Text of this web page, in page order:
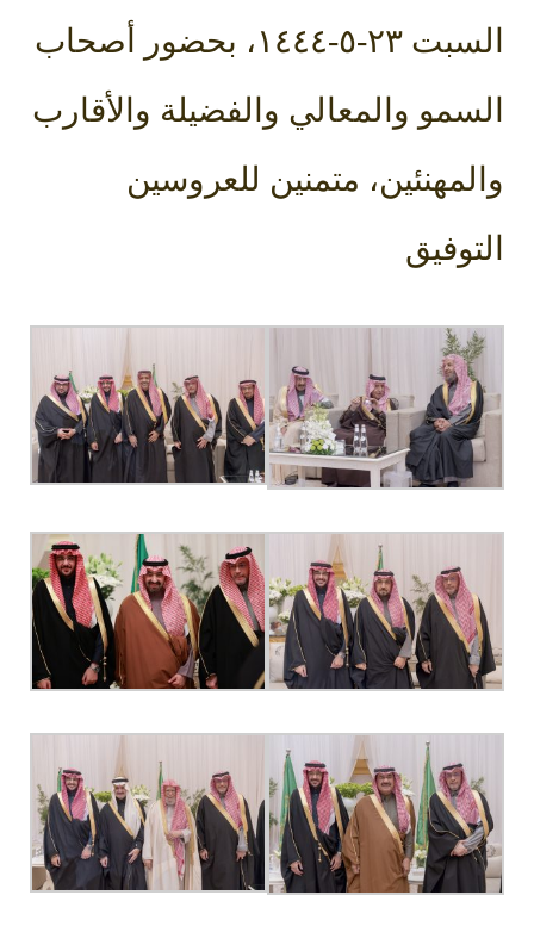
السبت ٢٣-٥-١٤٤٤، بحضور أصحاب
السمو والمعالي والفضيلة والأقارب
والمهنئين، متمنين للعروسين
التوفيق